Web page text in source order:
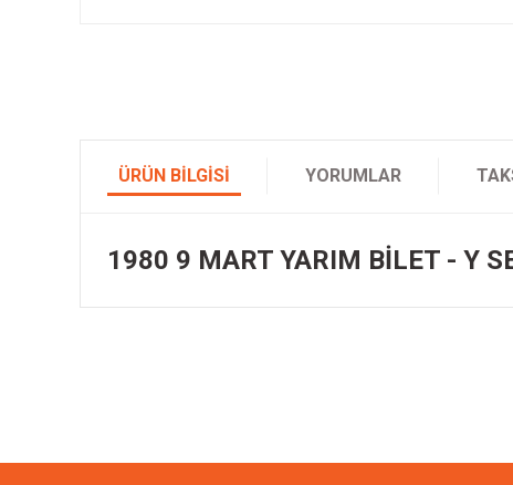
ÜRÜN BILGISI YORUMLAR
1980 9 MART YARIM BİLET - Y